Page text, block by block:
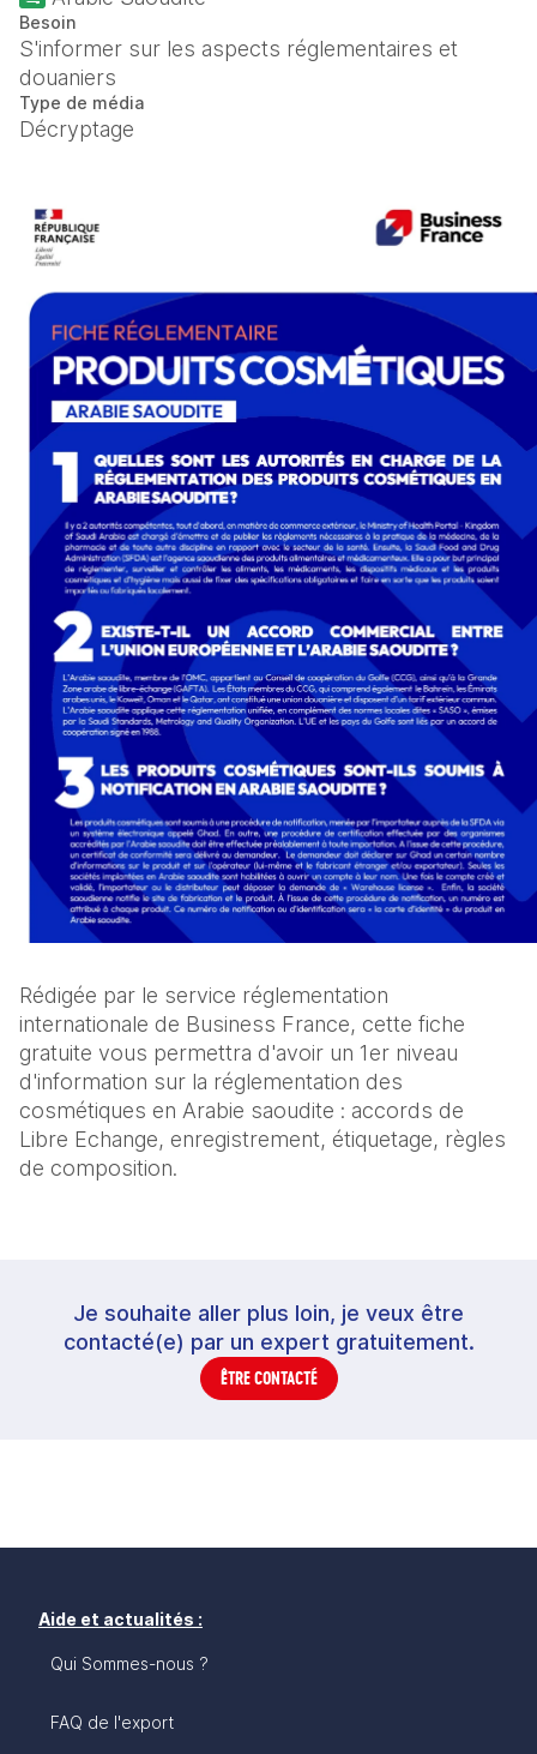
Besoin
S'informer sur les aspects réglementaires et
douaniers
Type de média
Décryptage
Rédigée par le service réglementation
internationale de Business France, cette fiche
gratuite vous permettra d'avoir un 1er niveau
d'information sur la réglementation des
cosmétiques en Arabie saoudite : accords de
Libre Echange, enregistrement, étiquetage, règles
de composition.
Je souhaite aller plus loin, je veux être
contacté(e) par un expert gratuitement.
ÊTRE CONTACTÉ
Aide et actualités :
Qui Sommes-nous ?
FAQ de l'export